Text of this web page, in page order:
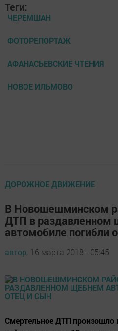
Теги:
ЧЕРЕМШАН
ФОТОРЕПОРТАЖ
АФАНАСЬЕВСКИЕ ЧТЕНИЯ
НОВОЕ ИЛЬМОВО
ДОРОЖНОЕ ДВИЖЕНИЕ
В Новошешминском
ДТП в раздавленном
автомобиле погибли
автор, 16 марта 2018 - 05:45
Смертельное ДТП